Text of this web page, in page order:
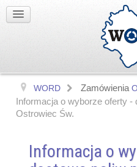
WORD Zamówienia
Informacja o wyborze oferty -
Ostrowiec Św.
Informacja o